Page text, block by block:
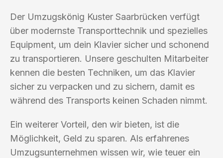
Der Umzugskönig Kuster Saarbrücken verfügt
über modernste Transporttechnik und spezielles
Equipment, um dein Klavier sicher und schonend
zu transportieren. Unsere geschulten Mitarbeiter
kennen die besten Techniken, um das Klavier
sicher zu verpacken und zu sichern, damit es
während des Transports keinen Schaden nimmt.
Ein weiterer Vorteil, den wir bieten, ist die
Möglichkeit, Geld zu sparen. Als erfahrenes
Umzugsunternehmen wissen wir, wie teuer ein